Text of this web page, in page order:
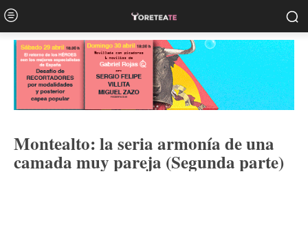
Montealto: la seria armonía de una
camada muy pareja (Segunda parte)